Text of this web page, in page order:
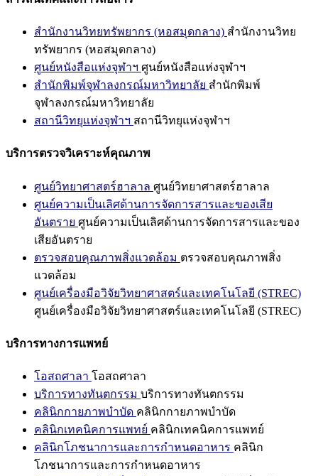
สำนักงานวิทยทรัพยากร (หอสมุดกลาง) สำนักงานวิทย
ทรัพยากร (หอสมุดกลาง)
ศูนย์หนังสือแห่งจุฬาฯ ศูนย์หนังสือแห่งจุฬาฯ
สำนักพิมพ์จุฬาลงกรณ์มหาวิทยาลัย สำนักพิมพ์
จุฬาลงกรณ์มหาวิทยาลัย
สถานีวิทยุแห่งจุฬาฯ สถานีวิทยุแห่งจุฬาฯ
บริการตรวจวิเคราะห์คุณภาพ
ศูนย์วิทยาศาสตร์ฮาลาล ศูนย์วิทยาศาสตร์ฮาลาล
ศูนย์ความเป็นเลิศด้านการจัดการสารและของเสีย
อันตราย ศูนย์ความเป็นเลิศด้านการจัดการสารและของ
เสียอันตราย
ตรวจสอบคุณภาพสิ่งแวดล้อม ตรวจสอบคุณภาพสิ่ง
แวดล้อม
ศูนย์เครื่องมือวิจัยวิทยาศาสตร์และเทคโนโลยี (STREC)
ศูนย์เครื่องมือวิจัยวิทยาศาสตร์และเทคโนโลยี (STREC)
บริการทางการแพทย์
โอสถศาลา โอสถศาลา
บริการทางทันตกรรม บริการทางทันตกรรม
คลินิกกายภาพบำบัด คลินิกกายภาพบำบัด
คลินิกเทคนิคการแพทย์ คลินิกเทคนิคการแพทย์
คลินิกโภชนาการและการกำหนดอาหาร คลินิก
โภชนาการและการกำหนดอาหาร